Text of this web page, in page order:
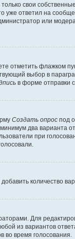
свои
уже ответил на
или
отметить флажком
выбор в
в форме отправки
Создать опрос под
два варианта
при
количество
Для
из вариантов
во время голосования.